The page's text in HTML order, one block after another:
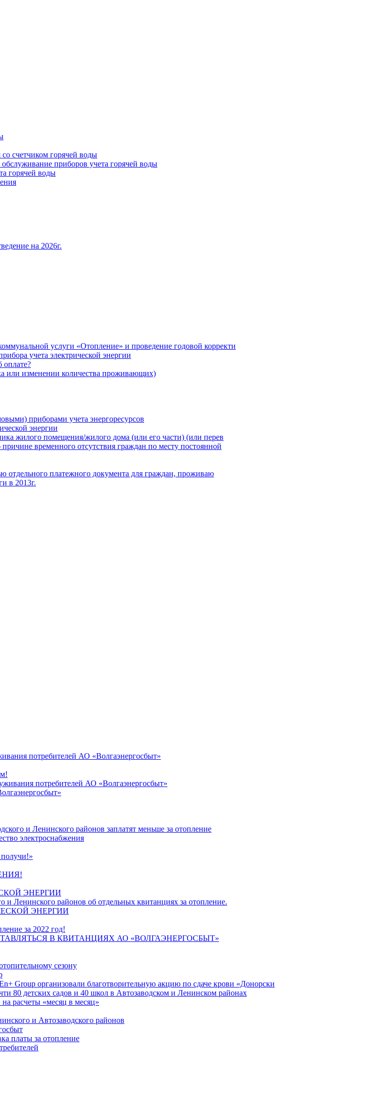
счетчиком горячей воды
приборов учета горячей воды
горячей воды
на 2026г.
услуги «Отопление» и проведение годовой корректи
учета электрической энергии
оплате?
или изменении количества проживающих)
приборами учета энергоресурсов
энергии
жилого помещения/жилого дома (или его части) (или перев
временного отсутствия граждан по месту постоянной
отдельного платежного документа для граждан, проживаю
в 2013г.
потребителей АО «Волгаэнергосбыт»
потребителей АО «Волгаэнергосбыт»
и Ленинского районов заплатят меньше за отопление
электроснабжения
ЭНЕРГИИ
Ленинского районов об отдельных квитанциях за отопление.
ЭНЕРГИИ
за 2022 год!
В КВИТАНЦИЯХ АО «ВОЛГАЭНЕРГОСБЫТ»
сезону
организовали благотворительную акцию по сдаче крови «Донорски
80 детских садов и 40 школ в Автозаводском и Ленинском районах
расчеты «месяц в месяц»
и Автозаводского районов
платы за отопление